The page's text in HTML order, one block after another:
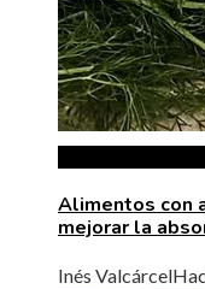
Alimentos con
mejorar la
Inés Valcárcel